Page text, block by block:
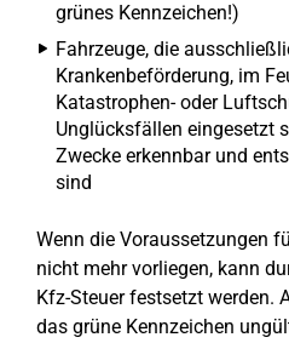
grünes Kennzeichen!)
Fahrzeuge, die
Krankenbeförderung, im
Katastrophen- oder
Unglücksfällen eingesetzt
Zwecke erkennbar und
sind
Wenn die Voraussetzungen
nicht mehr vorliegen, kann
Kfz-Steuer festsetzt werden.
das grüne Kennzeichen